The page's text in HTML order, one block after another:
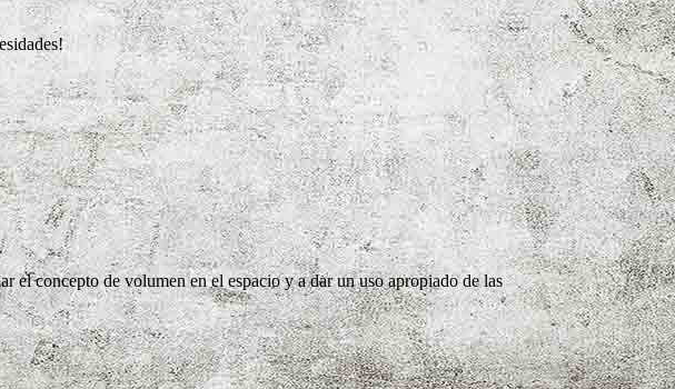
el concepto de volumen en el espacio y a dar un uso apropiado de las